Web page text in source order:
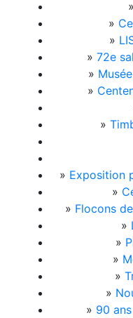
»
»
»
» 72e
»
»
»
» Exposition
»
» Flocons
»
»
»
»
»
» 90